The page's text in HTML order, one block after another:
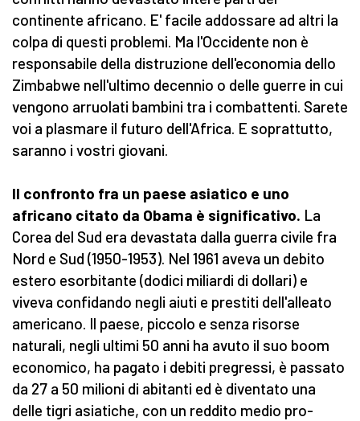
continente africano. E' facile addossare ad altri la
colpa di questi problemi. Ma l'Occidente non è
responsabile della distruzione dell'economia dello
Zimbabwe nell'ultimo decennio o delle guerre in cui
vengono arruolati bambini tra i combattenti. Sarete
voi a plasmare il futuro dell'Africa. E soprattutto,
saranno i vostri giovani.
Il confronto fra un paese asiatico e uno
africano citato da Obama è significativo. La
Corea del Sud era devastata dalla guerra civile fra
Nord e Sud (1950-1953). Nel 1961 aveva un debito
estero esorbitante (dodici miliardi di dollari) e
viveva confidando negli aiuti e prestiti dell'alleato
americano. Il paese, piccolo e senza risorse
naturali, negli ultimi 50 anni ha avuto il suo boom
economico, ha pagato i debiti pregressi, è passato
da 27 a 50 milioni di abitanti ed è diventato una
delle tigri asiatiche, con un reddito medio pro-